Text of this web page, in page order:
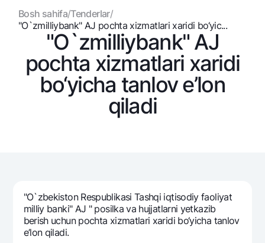
Shaxsiy kabinet
Jismoniy shaxslarga
Kreditlar
Ipoteka
Avtokredit
Omonatlar
Hamma uchun
Talab qilib olinguncha USD
Oltin omonat
NBU’dan oltin quymalar
Visa
Visa FIFA
Mastercard
Tariflar
Aksiyalar
Ovozni yoqishShaxsiy kabinet
Bosh sahifa/Tenderlar/
"O`zmilliybank" AJ pochta xizmatlari xaridi bo‘yic...
"O`zmilliybank" AJ
pochta xizmatlari xaridi
bo‘yicha tanlov e’lon
qiladi
"O`zbekiston Respublikasi Tashqi iqtisodiy faoliyat
milliy banki" AJ " posilka va hujjatlarni yetkazib
bеrish uchun pochta xizmatlari xaridi bo‘yicha tanlov
e’lon qiladi.